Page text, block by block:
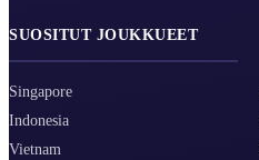
SUOSITUT JOUKKUEET
Singapore
Indonesia
Vietnam